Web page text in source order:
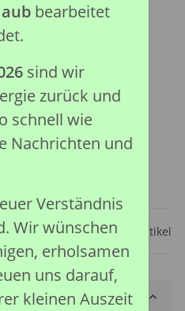
Frage zum Artikel
bearbeitet
sind wir
zurück und
schnell wie
Nachrichten und
Verständnis
Wir wünschen
erholsamen
uns darauf,
kleinen Auszeit